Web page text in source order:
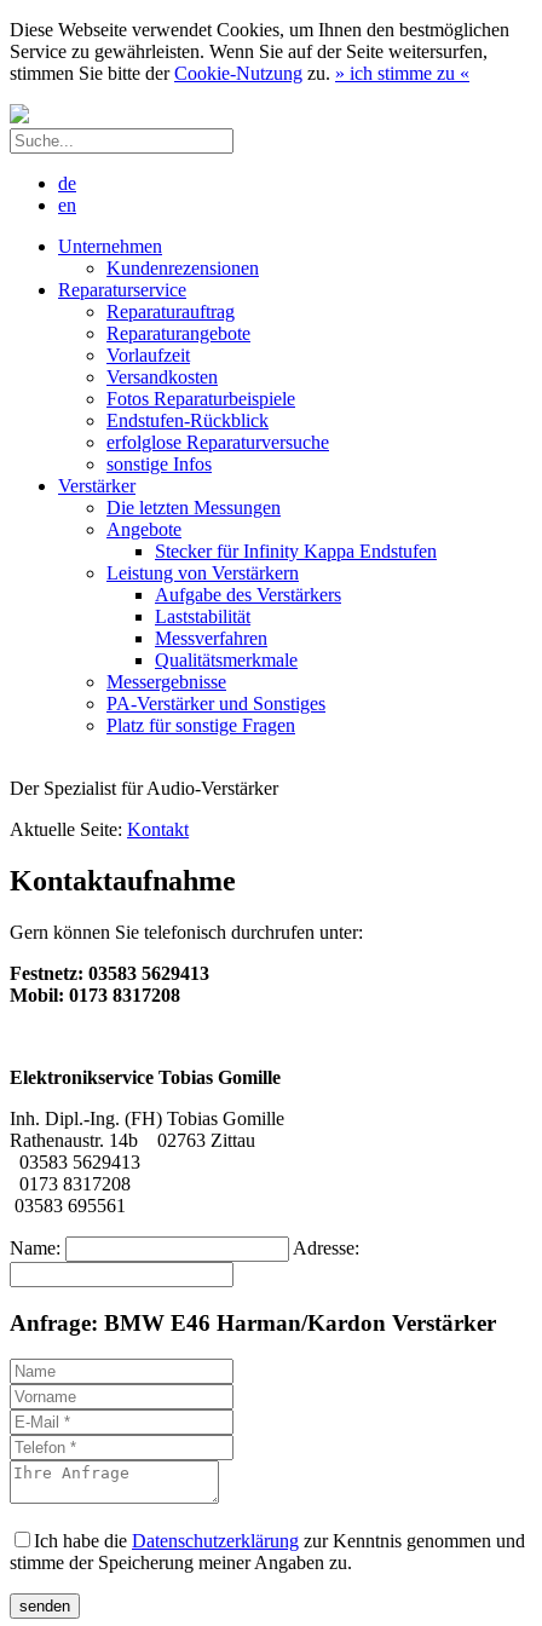
Diese Webseite verwendet Cookies, um Ihnen den bestmöglichen
Service zu gewährleisten. Wenn Sie auf der Seite weitersurfen,
stimmen Sie bitte derCookie-Nutzung zu. » ich stimme zu «
de
en
Unternehmen
Kundenrezensionen
Reparaturservice
Reparaturauftrag
Reparaturangebote
Vorlaufzeit
Versandkosten
Fotos Reparaturbeispiele
Endstufen-Rückblick
erfolglose Reparaturversuche
sonstige Infos
Verstärker
Die letzten Messungen
Angebote
Stecker für Infinity Kappa Endstufen
Leistung von Verstärkern
Aufgabe des Verstärkers
Laststabilität
Messverfahren
Qualitätsmerkmale
Messergebnisse
PA-Verstärker und Sonstiges
Platz für sonstige Fragen
Der Spezialist für Audio-Verstärker
Aktuelle Seite: Kontakt
Kontaktaufnahme
Gern können Sie telefonisch durchrufen unter:
Festnetz: 03583 5629413
Mobil: 0173 8317208
Elektronikservice Tobias Gomille
Inh. Dipl.-Ing. (FH) Tobias Gomille
Rathenaustr. 14b 02763 Zittau
03583 5629413
0173 8317208
03583 695561
Name: Adresse:
Anfrage: BMW E46 Harman/Kardon Verstärker
Ich habe die Datenschutzerklärung zur Kenntnis genommen und
stimme der Speicherung meiner Angaben zu.